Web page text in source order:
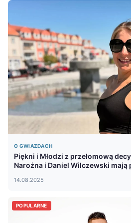
O GWIAZDACH
Piękni i Młodzi z przełomową
Narożna i Daniel Wilczewski mają
14.08.2025
POPULARNE